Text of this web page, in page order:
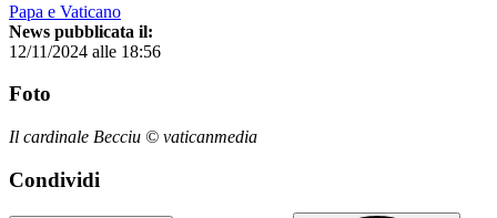
Papa e Vaticano
News pubblicata il:
12/11/2024 alle 18:56
Foto
Il cardinale Becciu © vaticanmedia
Condividi